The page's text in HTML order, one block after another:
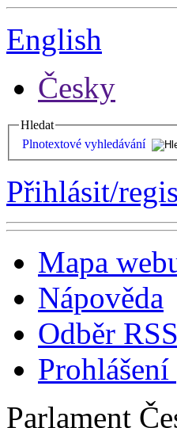
English
Česky
Hledat
Plnotextové vyhledávání
Přihlásit/
Mapa
Nápověda
Odběr RSS
Parlament